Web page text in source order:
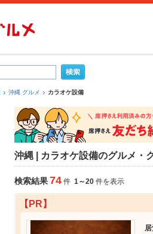
沖縄 グルメ カラオケ設備
沖縄 | カラオケ設備のグルメ・
検索結果74 件 1～20 件を表示
【PR】